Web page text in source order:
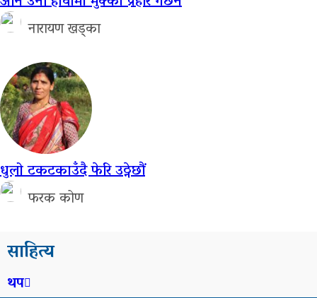
नारायण खड्का
धुलो टकटकाउँदै फेरि उठ्नेछौं
फरक कोण
साहित्य
थप